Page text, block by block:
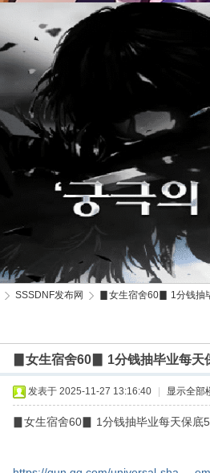
SSSDNF发布网
›
▊女生宿舍60▊ 1分钱抽
▊女生宿舍60▊ 1分钱抽毕业每
发表于 2025-11-27 13:16:40 显示全部
▊女生宿舍60▊ 1分钱抽毕业每天保底